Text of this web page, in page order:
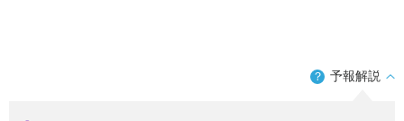
？ 予報解説